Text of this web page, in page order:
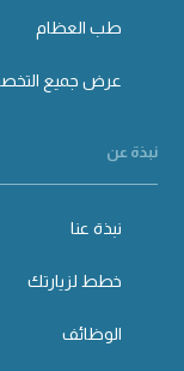
طب العظام
عرض جميع
نبذة عن
نبذة عنا
خطط لزيارتك
الوظائف